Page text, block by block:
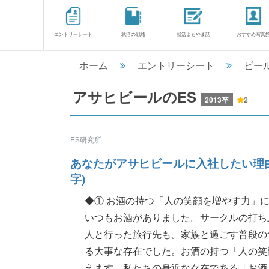
エントリーシート 就活の戦略 就活よもやま話 おすすめ写真
ホーム エントリーシート ビー
アサヒビールのES 2013卒 2
ES研究所
あなたがアサヒビールに入社したい
字)
◆① お酒の持つ「人の笑顔を増やす力」
いつもお酒がありました。サークルの打
人と行った旅行先も。家族と過ごす普段
る大事な存在でした。お酒の持つ「人の